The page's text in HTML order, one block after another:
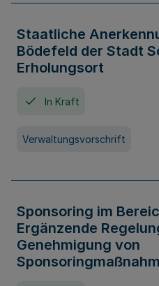
Staatliche
Bödefeld der Stadt
Erholungsort
In Kraft
Verwaltungsvorschrift
Sponsoring im
Ergänzende
Genehmigung von